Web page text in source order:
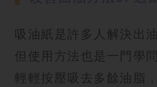
吸油紙是許多人解決出
但使用方法也是一門學
輕輕按壓吸去多餘油脂